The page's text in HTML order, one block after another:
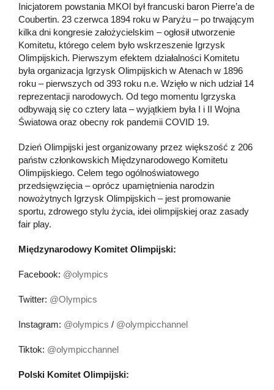
Inicjatorem powstania MKOl był francuski baron Pierre’a de
Coubertin. 23 czerwca 1894 roku w Paryżu – po trwającym
kilka dni kongresie założycielskim – ogłosił utworzenie
Komitetu, którego celem było wskrzeszenie Igrzysk
Olimpijskich. Pierwszym efektem działalności Komitetu
była organizacja Igrzysk Olimpijskich w Atenach w 1896
roku – pierwszych od 393 roku n.e. Wzięło w nich udział 14
reprezentacji narodowych. Od tego momentu Igrzyska
odbywają się co cztery lata – wyjątkiem była I i II Wojna
Światowa oraz obecny rok pandemii COVID 19.
Dzień Olimpijski jest organizowany przez większość z 206
państw członkowskich Międzynarodowego Komitetu
Olimpijskiego. Celem tego ogólnoświatowego
przedsięwzięcia – oprócz upamiętnienia narodzin
nowożytnych Igrzysk Olimpijskich – jest promowanie
sportu, zdrowego stylu życia, idei olimpijskiej oraz zasady
fair play.
Międzynarodowy Komitet Olimpijski:
Facebook: @olympics
Twitter: @Olympics
Instagram: @olympics / @olympicchannel
Tiktok: @olympicchannel
Polski Komitet Olimpijski: